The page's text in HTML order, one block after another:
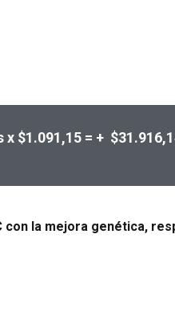
$1.091,15 = +
la mejora genética,